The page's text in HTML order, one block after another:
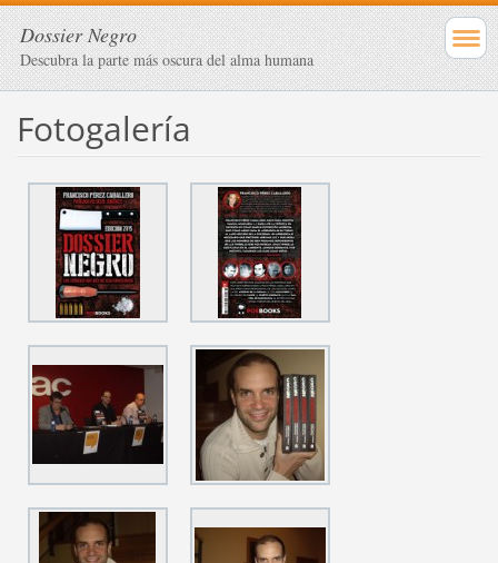
Dossier Negro
Descubra la parte más oscura del alma humana
Fotogalería